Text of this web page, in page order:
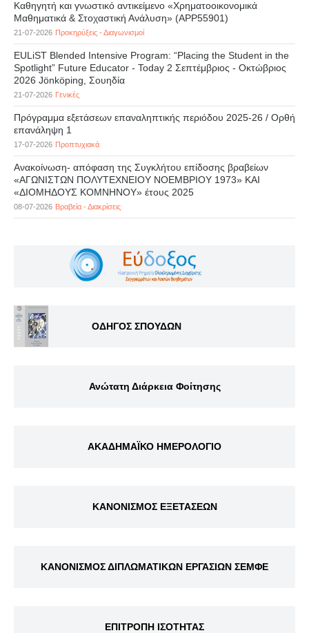
Καθηγητή και γνωστικό αντικείμενο «Χρηματοοικονομικά
Μαθηματικά & Στοχαστική Ανάλυση» (APP55901)
21-07-2026 Προκηρύξεις - Διαγωνισμοί
EULiST Blended Intensive Program: “Placing the Student in the
Spotlight” Future Educator - Today 2 Σεπτέμβριος - Οκτώβριος
2026 Jönköping, Σουηδία
21-07-2026 Γενικές
Πρόγραμμα εξετάσεων επαναληπτικής περιόδου 2025-26 / Ορθή
επανάληψη 1
17-07-2026 Προπτυχιακά
Ανακοίνωση- απόφαση της Συγκλήτου επίδοσης βραβείων
«ΑΓΩΝΙΣΤΩΝ ΠΟΛΥΤΕΧΝΕΙΟΥ ΝΟΕΜΒΡΙΟΥ 1973» ΚΑΙ
«ΔΙΟΜΗΔΟΥΣ ΚΟΜΝΗΝΟΥ» έτους 2025
08-07-2026 Βραβεία - Διακρίσεις
ΟΔΗΓΟΣ ΣΠΟΥΔΩΝ
Ανώτατη Διάρκεια Φοίτησης
ΑΚΑΔΗΜΑΪΚΟ ΗΜΕΡΟΛΟΓΙΟ
ΚΑΝΟΝΙΣΜΟΣ ΕΞΕΤΑΣΕΩΝ
ΚΑΝΟΝΙΣΜΟΣ ΔΙΠΛΩΜΑΤΙΚΩΝ ΕΡΓΑΣΙΩΝ ΣΕΜΦΕ
ΕΠΙΤΡΟΠΗ ΙΣΟΤΗΤΑΣ